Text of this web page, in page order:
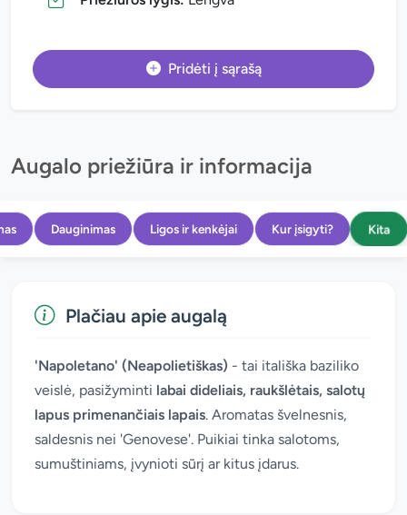
Pridėti į sąrašą
Augalo priežiūra ir informacija
Dauginimas Ligos ir kenkėjai Kur įsigyti? Kita
Plačiau apie augalą
'Napoletano' (Neapolietiškas) - tai itališka baziliko
veislė, pasižyminti labai dideliais, raukšlėtais, salotų
lapus primenančiais lapais. Aromatas švelnesnis,
saldesnis nei 'Genovese'. Puikiai tinka salotoms,
sumuštiniams, įvynioti sūrį ar kitus įdarus.